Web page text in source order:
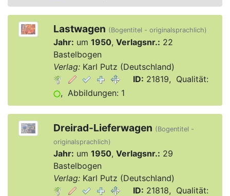
Lastwagen (Bogentitel - originalsprachlich)
Jahr: um 1950, Verlagsnr.: 22
Bastelbogen
Verlag:Karl Putz (Deutschland)
ID: 21819, Qualität:
, Abbildungen: 1
Dreirad-Lieferwagen (Bogentitel -
originalsprachlich)
Jahr: um 1950, Verlagsnr.: 29
Bastelbogen
Verlag:Karl Putz (Deutschland)
ID: 21818, Qualität: